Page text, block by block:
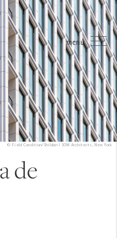
menú
© Field Condition/Shildan I SOM Architects, New York
de